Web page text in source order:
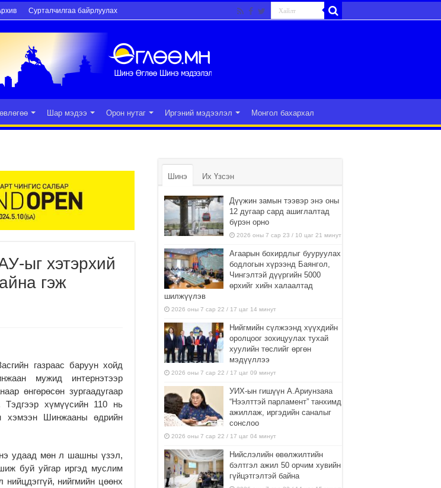
Сурталчилгаа байрлуулах
Шар мэдээ Орон нутаг Иргэний мэдээлэл Монгол бахархал
ыг хэтэрхий
гэж
газраас баруун хойд
мужид интернэтээр
өнгөрөсөн зургаадугаар
Тэдгээр хүмүүсийн 110 нь
хэмээн Шинжааны өдрийн
удаад мөн л шашны үзэл,
буй уйгар иргэд муслим
нийгмийн цөөнх
Шинэ Их Үзсэн
Дүүжин замын тээвэр энэ оны
12 дугаар сард ашиглалтад
бүрэн орно
2026 оны 7 сар 23 / 10 цаг 21 минут
Агаарын бохирдлыг бууруулах
бодлогын хүрээнд Баянгол,
Чингэлтэй дүүргийн 5000
өрхийг хийн халаалтад
шилжүүлэв
2026 оны 7 сар 22 / 17 цаг 14 минут
Нийгмийн сүлжээнд хүүхдийн
оролцоог зохицуулах тухай
хуулийн төслийг өргөн
мэдүүллээ
2026 оны 7 сар 22 / 17 цаг 09 минут
УИХ-ын гишүүн А.Ариунзаяа
“Нээлттэй парламент” танхимд
ажиллаж, иргэдийн саналыг
сонслоо
2026 оны 7 сар 22 / 17 цаг 04 минут
Нийслэлийн өвөлжилтийн
бэлтгэл ажил 50 орчим хувийн
гүйцэтгэлтэй байна